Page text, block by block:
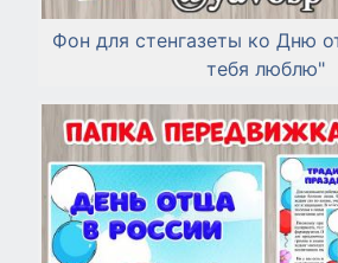
Фон для стенгазеты ко Дню
тебя люблю"